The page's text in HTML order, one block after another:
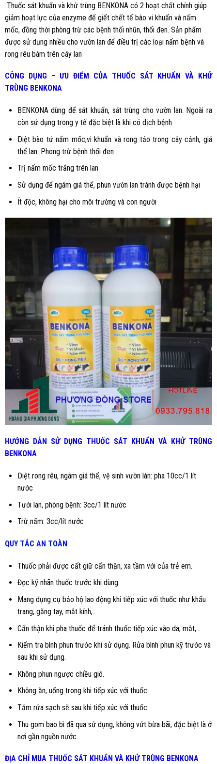
Thuốc sát khuẩn và khử trùng BENKONA có 2 hoạt chất chính giúp
giảm hoạt lực của enzyme để giết chết tế bào vi khuẩn và nấm
mốc, đồng thời phòng trừ các bệnh thối nhũn, thối đen. Sản phẩm
được sử dụng nhiều cho vườn lan để điều trị các loại nấm bệnh và
rong rêu bám trên cây lan
CÔNG DỤNG – ƯU ĐIỂM CỦA THUỐC SÁT KHUẨN VÀ KHỬ
TRÙNG BENKONA
BENKONA dùng để sát khuẩn, sát trùng cho vườn lan. Ngoài ra
còn sử dụng trong y tế đặc biệt là khi có dịch bệnh
Diệt bào tử nấm mốc,vi khuẩn và rong tảo trong cây cảnh, giá
thể lan. Phong trừ bệnh thối đen
Trị nấm mốc trắng trên lan
Sử dụng để ngâm giá thể, phun vườn lan tránh được bệnh hại
Ít độc, không hại cho môi trường và con người
HƯỚNG DẪN SỬ DỤNG THUỐC SÁT KHUẨN VÀ KHỬ TRÙNG
BENKONA
Diệt rong rêu, ngâm giá thể, vệ sinh vườn làn: pha 10cc/1 lít
nước
Tưới lan, phòng bệnh: 3cc/1 lít nước
Trừ nấm: 3cc/lít nước
QUY TẮC AN TOÀN
Thuốc phải được cất giữ cẩn thận, xa tầm với của trẻ em.
Đọc kỹ nhãn thuốc trước khi dùng.
Mang dụng cụ bảo hộ lao động khi tiếp xúc với thuốc như khẩu
trang, găng tay, mắt kính,...
Cẩn thận khi pha thuốc để tránh thuốc tiếp xúc vào da, mắt,...
Kiểm tra bình phun trước khi sử dụng. Rửa bình phun kỹ trước và
sau khi sử dụng.
Không phun ngược chiều gió.
Không ăn, uống trong khi tiếp xúc với thuốc.
Tắm rửa sạch sẽ sau khi tiếp xúc với thuốc.
Thu gom bao bì đã qua sử dụng, không vứt bừa bãi, đặc biệt là ở
nơi gần nguồn nước.
ĐỊA CHỈ MUA THUỐC SÁT KHUẨN VÀ KHỬ TRÙNG BENKONA